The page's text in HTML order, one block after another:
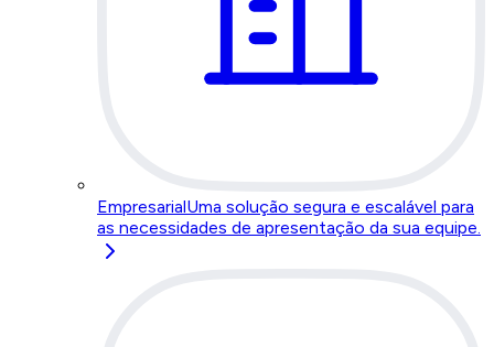
EmpresarialUma solução segura e escalável para
as necessidades de apresentação da sua equipe.